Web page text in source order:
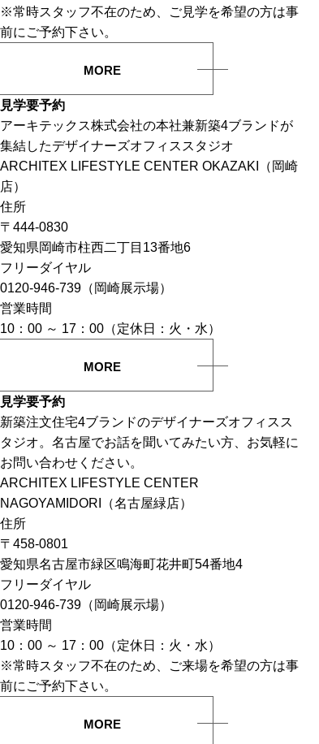
※常時スタッフ不在のため、ご見学を希望の方は事
前にご予約下さい。
MORE
見学要予約
アーキテックス株式会社の本社兼新築4ブランドが
集結したデザイナーズオフィススタジオ
ARCHITEX LIFESTYLE CENTER OKAZAKI（岡崎
店）
住所
〒444-0830
愛知県岡崎市柱西二丁目13番地6
フリーダイヤル
0120-946-739（岡崎展示場）
営業時間
10：00 ～ 17：00（定休日：火・水）
MORE
見学要予約
新築注文住宅4ブランドのデザイナーズオフィスス
タジオ。名古屋でお話を聞いてみたい方、お気軽に
お問い合わせください。
ARCHITEX LIFESTYLE CENTER
NAGOYAMIDORI（名古屋緑店）
住所
〒458-0801
愛知県名古屋市緑区鳴海町花井町54番地4
フリーダイヤル
0120-946-739（岡崎展示場）
営業時間
10：00 ～ 17：00（定休日：火・水）
※常時スタッフ不在のため、ご来場を希望の方は事
前にご予約下さい。
MORE